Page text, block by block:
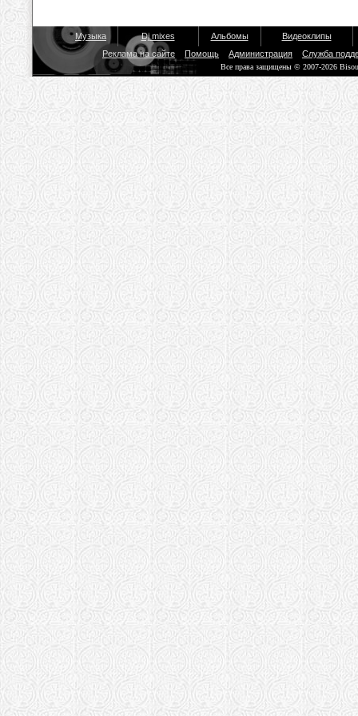
Музыка Dj mixes Альбомы
Видеоклипы
Реклама на сайте
Помощь Администрация Служба
Все права защищены © 2007-2026